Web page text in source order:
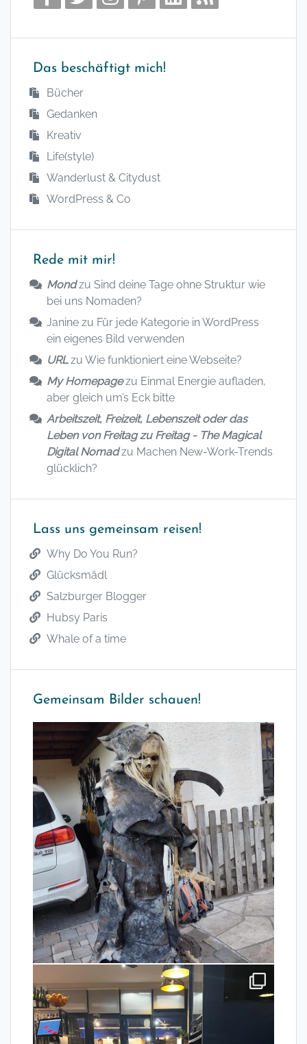
Das beschäftigt mich!
Bücher
Gedanken
Kreativ
Life(style)
Wanderlust & Citydust
WordPress & Co
Rede mit mir!
Mondzu Sind deine Tage ohne Struktur wie
bei uns Nomaden?
Janine zu Für jede Kategorie in WordPress
ein eigenes Bild verwenden
URLzu Wie funktioniert eine Webseite?
My Homepagezu Einmal Energie aufladen,
aber gleich um’s Eck bitte
Arbeitszeit, Freizeit, Lebenszeit oder das
Leben von Freitag zu Freitag - The Magical
Digital Nomadzu Machen New-Work-Trends
glücklich?
Lass uns gemeinsam reisen!
Why Do You Run?
Glücksmädl
Salzburger Blogger
Hubsy Paris
Whale of a time
Gemeinsam Bilder schauen!